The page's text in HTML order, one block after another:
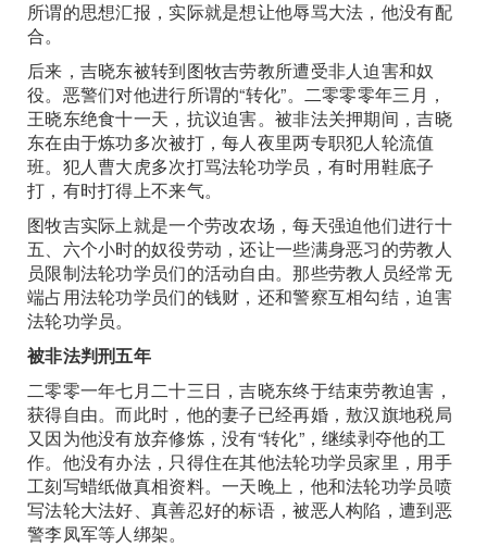
所谓的思想汇报，实际就是想让他辱骂大法，他没有配
合。
后来，吉晓东被转到图牧吉劳教所遭受非人迫害和奴
役。恶警们对他进行所谓的“转化”。二零零零年三月，
王晓东绝食十一天，抗议迫害。被非法关押期间，吉晓
东在由于炼功多次被打，每人夜里两专职犯人轮流值
班。犯人曹大虎多次打骂法轮功学员，有时用鞋底子
打，有时打得上不来气。
图牧吉实际上就是一个劳改农场，每天强迫他们进行十
五、六个小时的奴役劳动，还让一些满身恶习的劳教人
员限制法轮功学员们的活动自由。那些劳教人员经常无
端占用法轮功学员们的钱财，还和警察互相勾结，迫害
法轮功学员。
被非法判刑五年
二零零一年七月二十三日，吉晓东终于结束劳教迫害，
获得自由。而此时，他的妻子已经再婚，敖汉旗地税局
又因为他没有放弃修炼，没有“转化”，继续剥夺他的工
作。他没有办法，只得住在其他法轮功学员家里，用手
工刻写蜡纸做真相资料。一天晚上，他和法轮功学员喷
写法轮大法好、真善忍好的标语，被恶人构陷，遭到恶
警李凤军等人绑架。